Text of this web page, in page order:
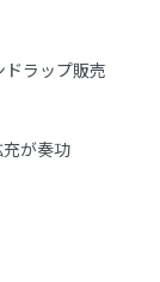
ラップ販売
が奏功